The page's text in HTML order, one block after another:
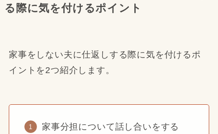
る際に気を付けるポイント
家事をしない夫に仕返しする際に気を付けるポ
イントを2つ紹介します。
家事分担について話し合いをする